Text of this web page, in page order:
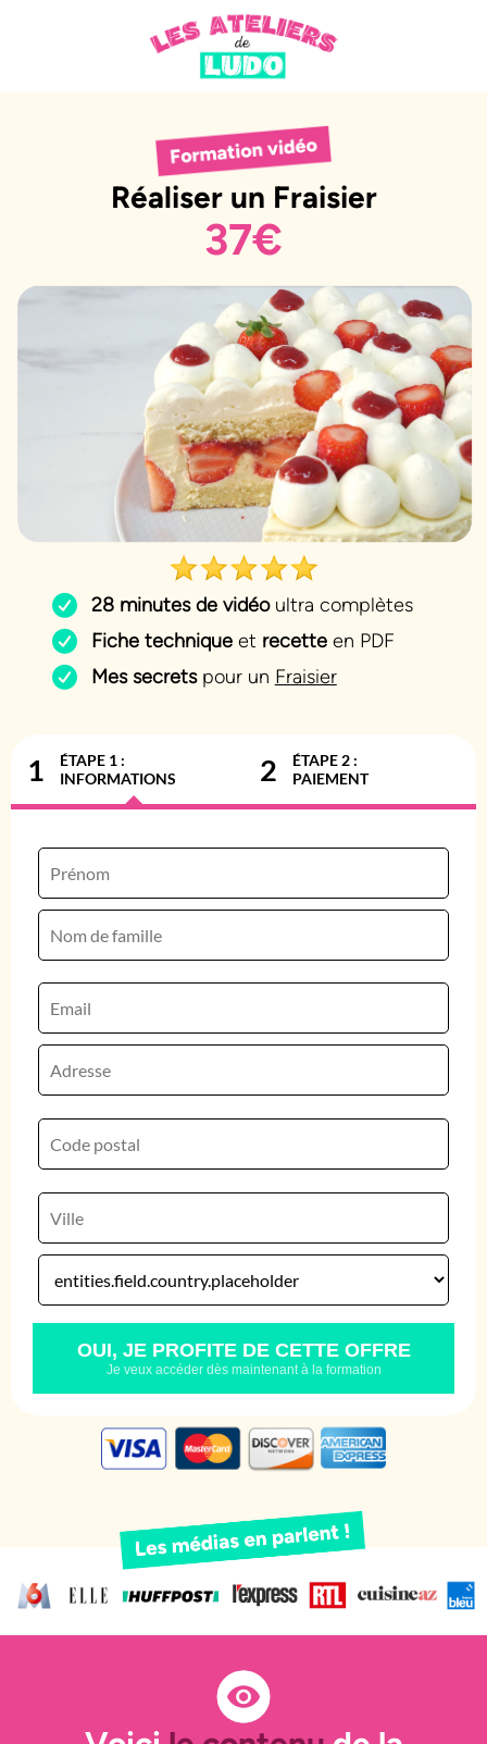
Réaliser un Fraisier
37€
28 minutes de vidéoultra complètes
Fiche techniqueet recetteen PDF
Mes secretspour un Fraisier
1
ÉTAPE 1 :
INFORMATIONS
2
ÉTAPE 2 :
PAIEMENT
OUI, JE PROFITE DE CETTE OFFRE
Je veux accéder dès maintenant à la formation